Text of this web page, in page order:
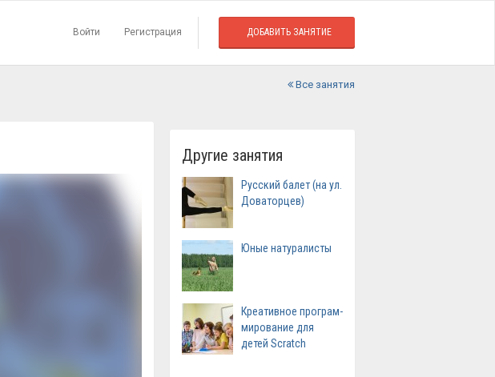
Войти Регистрация ДОБАВИТЬ ЗАНЯТИЕ
Все занятия
Другие занятия
Русский балет (на ул.
Доваторцев)
Юные натуралисты
Креа­тивное програм­
мирование для
детей Scratch